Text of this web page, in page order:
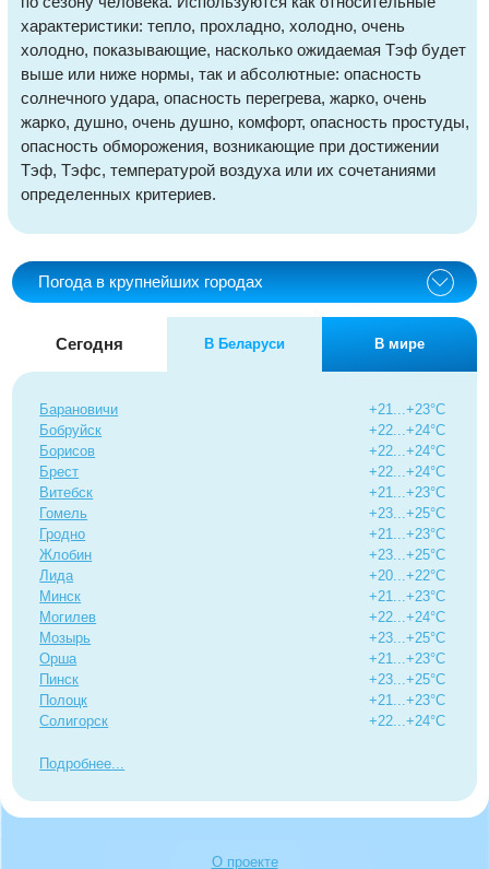
характеристики: тепло, прохладно, холодно, очень
холодно, показывающие, насколько ожидаемая Тэф будет
выше или ниже нормы, так и абсолютные: опасность
солнечного удара, опасность перегрева, жарко, очень
жарко, душно, очень душно, комфорт, опасность простуды,
опасность обморожения, возникающие при достижении
Тэф, Тэфс, температурой воздуха или их сочетаниями
определенных критериев.
Погода в крупнейших городах
Сегодня В Беларуси В мире
Барановичи
Бобруйск
Борисов
Брест
Витебск
Гомель
Гродно
Жлобин
Лида
Минск
Могилев
Мозырь
Орша
Пинск
Полоцк
Солигорск
+21...+23°C
+22...+24°C
+22...+24°C
+22...+24°C
+21...+23°C
+23...+25°C
+21...+23°C
+23...+25°C
+20...+22°C
+21...+23°C
+22...+24°C
+23...+25°C
+21...+23°C
+23...+25°C
+21...+23°C
+22...+24°C
Подробнее
О проекте